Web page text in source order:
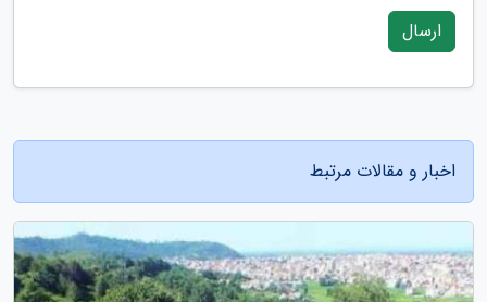
ارسال
اخبار و مقالات مرتبط